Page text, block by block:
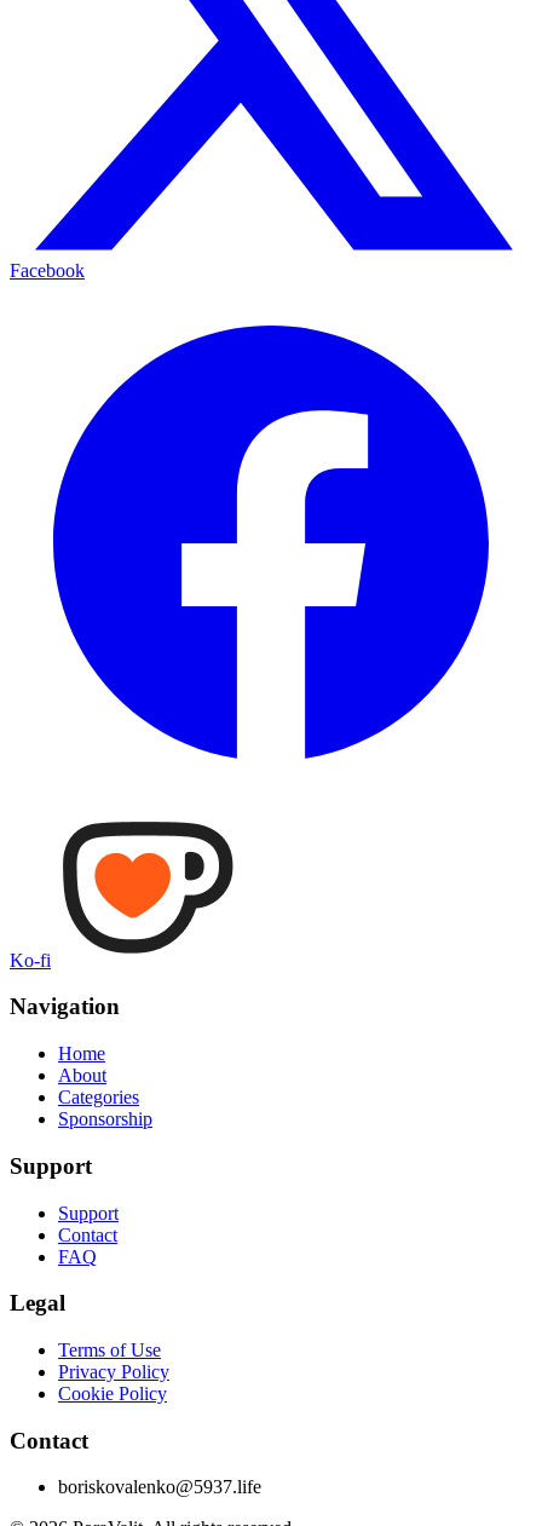
Facebook
Ko-fi
Navigation
Home
About
Categories
Sponsorship
Support
Support
Contact
FAQ
Legal
Terms of Use
Privacy Policy
Cookie Policy
Contact
boriskovalenko@5937.life